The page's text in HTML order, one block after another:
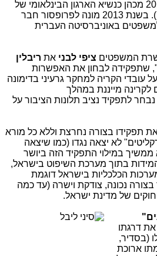
יואל זוסמן ומאז נובמבר 2011 מכהן כנשיא הארגון הבינלאומי של
בתי הספר לשופטים (IOJT). בשנת 2013 מונה לפרופסור חבר
באוניברסיטה העברית
ציפי לבני את ריבלין
שתפקידה לבחון את האפשרות
עובדי הקריה למחקר גרעיני בדימונה
מייננת במהלך
עבודתם. בספטמבר 2013 נבחר לתפקיד נציב תלונות הציבור על
תפקידו בצורה נחרצת וללא כל מורא
לא יצאה נגדו (כמו שיצאה
ממשיך במילוי התפקיד הזה ביושר
בתוך מערכת השיפוט בישראל,
הכלכליות בישראל דוגמת
בצורה נכונה, צודקת וישרה (עד כמה
של מדינת ישראל.
את דרגתו
(בסדיר,
ארוכת